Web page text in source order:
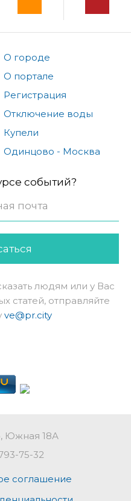
О городе
О портале
Регистрация
Отключение воды
Купели
Одинцово - Москва
событий?
людям или у Вас
статей, отправляйте
ve@pr.city
Южная 18А
75-32
соглашение